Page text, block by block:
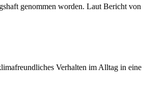
genommen worden. Laut Bericht von
Verhalten im Alltag in eine